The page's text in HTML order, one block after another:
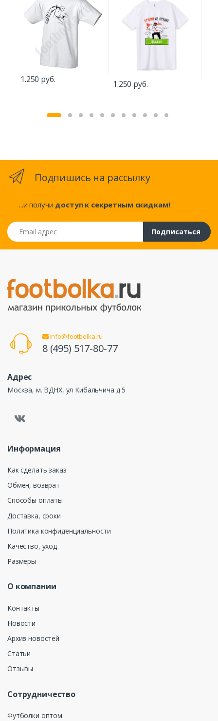
1.250 руб. 1.250 руб.
Подпишись на рассылку
...и получи доступ к секретным скидкам!
Email адрес
Подписаться
info@footbolka.ru
8 (495) 517-80-77
Адрес
Москва, м. ВДНХ, ул Кибальчича д 5
Информация
Как сделать заказ
Обмен, возврат
Способы оплаты
Доставка, сроки
Политика конфиденциальности
Качество, уход
Размеры
О компании
Контакты
Новости
Архив новостей
Статьи
Отзывы
Сотрудничество
Футболки оптом